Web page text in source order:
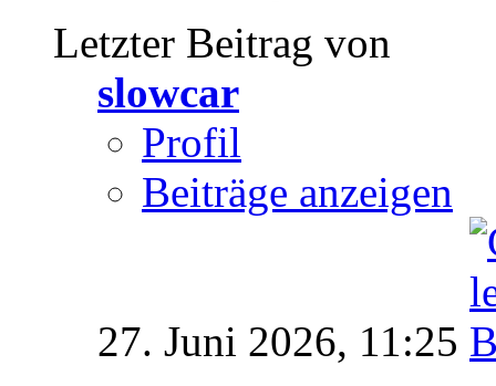
Letzter Beitrag von
slowcar
Profil
Beiträge anzeigen
27. Juni 2026, 11:25